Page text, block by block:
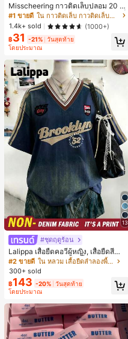
Misscheering กาวติดเล็บปลอม 20 กรั
ม แรงยึดสูง เจลสติกเกอร์เล็บนุ่ม แห้งเร็
ว เหมาะสำหรับผู้เริ่มต้นทำเล็บ ติดทนน
าน
#1 ขายดี
ใน กาวติดเล็บ กาวติดเล็บและสารยึดติด
1.4k+ sold
(1000+)
฿31 -21% วันสุดท้าย
โดยประมาณ
13
#ชุดฤดูร้อน
Lalippa เสื้อยืดคอวีผู้หญิง, เสื้อยืดสีน้ำเ
งินสไตล์มินิมอลเรโทร, เสื้อยืดผู้หญิงทร
งหลวมสบาย, พิมพ์ตัวอักษรและตัวเลข
ภาษาอังกฤษ, เสื้อสำหรับออกไปเที่ยวฤ
ดูร้อน, ลวดลายดีไซน์, ความรู้สึกพรีเมีย
ม, ลำลองอเนกประสงค์, สวมใส่ประจำวั
น, กลางแจ้ง, ช้อปปิ้ง, การเดินทาง, เสื้อ
ผ้ากลางแจ้ง
#2 ขายดี
ใน หลวม เสื้อยืดลำลองพื้นฐาน
300+ sold
฿143 -20% วันสุดท้าย
โดยประมาณ